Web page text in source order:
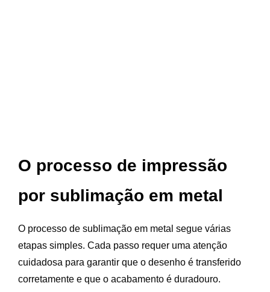
O processo de impressão
por sublimação em metal
O processo de sublimação em metal segue várias
etapas simples. Cada passo requer uma atenção
cuidadosa para garantir que o desenho é transferido
corretamente e que o acabamento é duradouro.